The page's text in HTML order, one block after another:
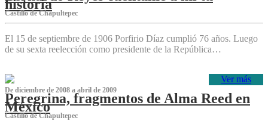
historia
Castillo de Chapultepec
El 15 de septiembre de 1906 Porfirio Díaz cumplió 76 años. Luego
de su sexta reelección como presidente de la República…
Ver más
De diciembre de 2008 a abril de 2009
Peregrina, fragmentos de Alma Reed en
México
Castillo de Chapultepec